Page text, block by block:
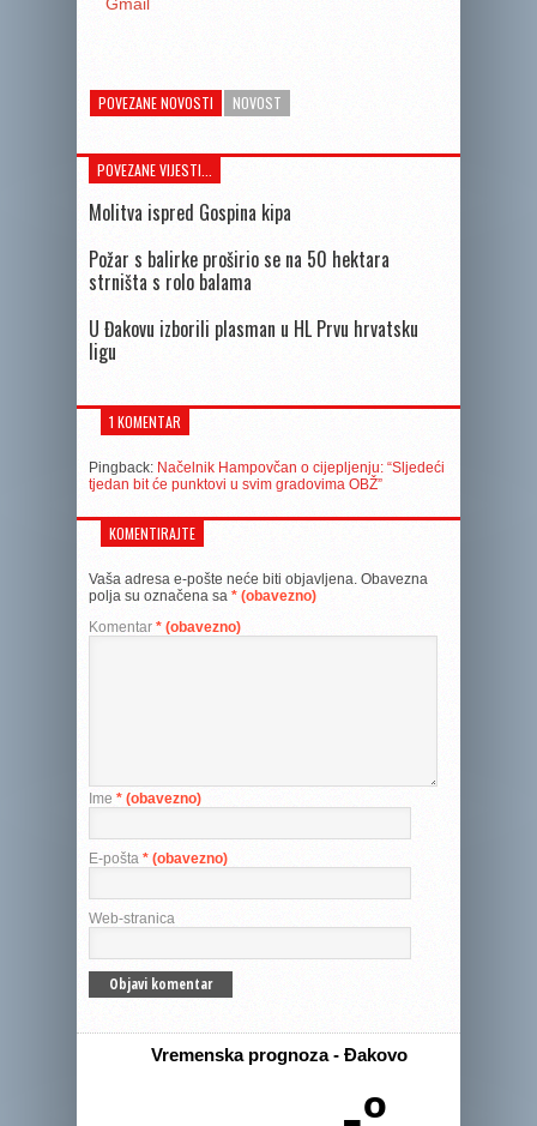
POVEZANE NOVOSTI NOVOST
POVEZANE VIJESTI...
Molitva ispred Gospina kipa
Požar s balirke proširio se na 50 hektara
strništa s rolo balama
U Đakovu izborili plasman u HL Prvu hrvatsku
ligu
1 KOMENTAR
Pingback: Načelnik Hampovčan o cijepljenju: “Sljedeći
tjedan bit će punktovi u svim gradovima OBŽ”
KOMENTIRAJTE
Vaša adresa e-pošte neće biti objavljena. Obavezna
polja su označena sa * (obavezno)
Komentar * (obavezno)
Ime * (obavezno)
E-pošta * (obavezno)
Web-stranica
Vremenska prognoza - Đakovo